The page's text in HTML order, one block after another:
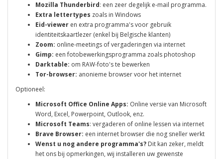
Mozilla Thunderbird: een zeer degelijk e-mail programma.
Extra lettertypes zoals in Windows
Eid-viewer en extra programma's voor gebruik
identiteitskaartlezer (enkel bij Belgische klanten)
Zoom: online-meetings of vergaderingen via internet
Gimp: een fotobewerkingsprogramma zoals photoshop
Darktable: om RAW-foto's te bewerken
Tor-browser: anonieme browser voor het internet
Optioneel:
Microsoft Office Online Apps: Online versie van Microsoft
Word, Excel, Powerpoint, Outlook, enz.
Microsoft Teams: vergaderen of online lessen via internet
Brave Browser: een internet browser die nog sneller werkt
Wenst u nog andere programma's? Dit kan zeker, meldt
het ons bij opmerkingen, wij installeren uw gewenste